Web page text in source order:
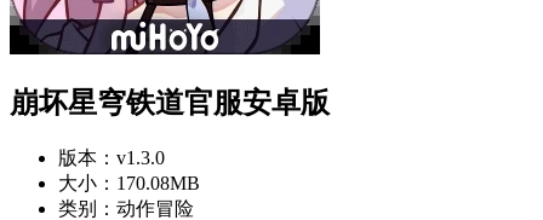
崩坏星穹铁道官服安卓版
版本： v1.3.0
大小： 170.08MB
类别： 动作冒险